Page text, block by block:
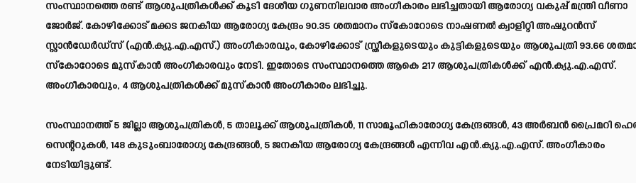
സംസ്ഥാനത്തെ രണ്ട് ആശുപത്രികൾക്ക് കൂടി ദേശീയ ഗുണനിലവാര അംഗീകാരം ലഭിച്ചതായി ആരോഗ്യ വകുപ്പ് മന്ത്രി വീണാ
ജോർജ്. കോഴിക്കോട് മക്കട ജനകീയ ആരോഗ്യ കേന്ദ്രം 90.35 ശതമാനം സ്‌കോറോടെ നാഷണൽ ക്വാളിറ്റി അഷുറൻസ്
സ്റ്റാൻഡേർഡ്‌സ് (എൻ.ക്യു.എ.എസ്.) അംഗീകാരവും, കോഴിക്കോട് സ്ത്രീകളുടെയും കുട്ടികളുടെയും ആശുപത്രി 93.66
സ്‌കോറോടെ മുസ്‌കാൻ അംഗീകാരവും നേടി. ഇതോടെ സംസ്ഥാനത്തെ ആകെ 217 ആശുപത്രികൾക്ക് എൻ.ക്യു.എ.എസ്.
അംഗീകാരവും, 4 ആശുപത്രികൾക്ക് മുസ്‌കാൻ അംഗീകാരം ലഭിച്ചു.
സംസ്ഥാനത്ത് 5 ജില്ലാ ആശുപത്രികൾ, 5 താലൂക്ക് ആശുപത്രികൾ, 11 സാമൂഹികാരോഗ്യ കേന്ദ്രങ്ങൾ, 43 അർബൻ പ്രൈമറി
സെന്ററുകൾ, 148 കുടുംബാരോഗ്യ കേന്ദ്രങ്ങൾ, 5 ജനകീയ ആരോഗ്യ കേന്ദ്രങ്ങൾ എന്നിവ എൻ.ക്യു.എ.എസ്. അംഗീകാരം
നേടിയിട്ടുണ്ട്.